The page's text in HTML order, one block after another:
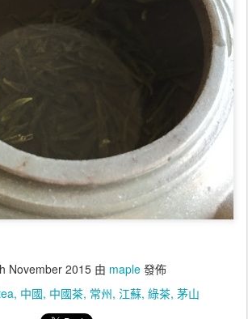
November 2015由 maple發佈
中國 中國茶 常州 江蘇 綠茶 茅山